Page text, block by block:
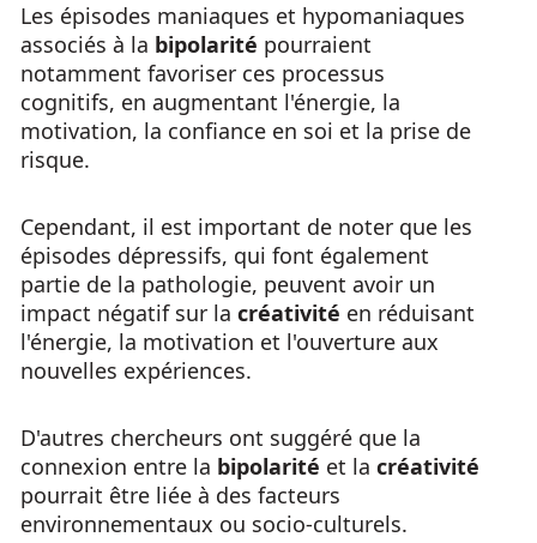
Les épisodes maniaques et hypomaniaques
associés à la bipolarité pourraient
notamment favoriser ces processus
cognitifs, en augmentant l'énergie, la
motivation, la confiance en soi et la prise de
risque.
Cependant, il est important de noter que les
épisodes dépressifs, qui font également
partie de la pathologie, peuvent avoir un
impact négatif sur la créativité en réduisant
l'énergie, la motivation et l'ouverture aux
nouvelles expériences.
D'autres chercheurs ont suggéré que la
connexion entre la bipolarité et la créativité
pourrait être liée à des facteurs
environnementaux ou socio-culturels.